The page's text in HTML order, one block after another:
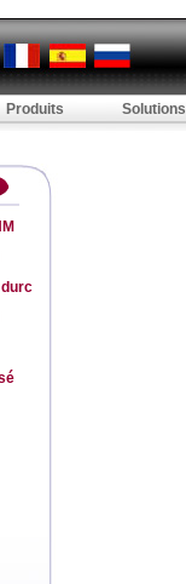
durc
Produits Solutions